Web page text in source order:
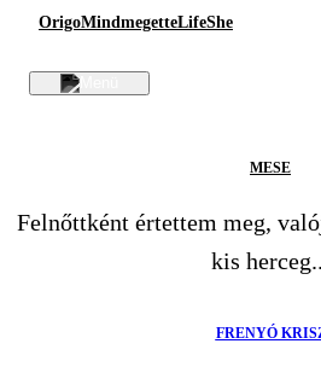
OrigoMindmegetteLifeShe
MESE
Felnőttként értettem meg,
kis
FRENYÓ